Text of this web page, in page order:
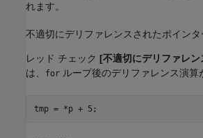
れます。
不適切にデリファレンスされたポインタ
レッド チェック [不適切にデリファレ
は、
for ループ後のデリファレンス演算
tmp = *